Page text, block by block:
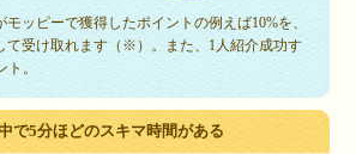
ッピーで獲得したポイントの例えば10%を、
て受け取れます（※）。また、1人紹介成功す
。
で5分ほどのスキマ時間がある